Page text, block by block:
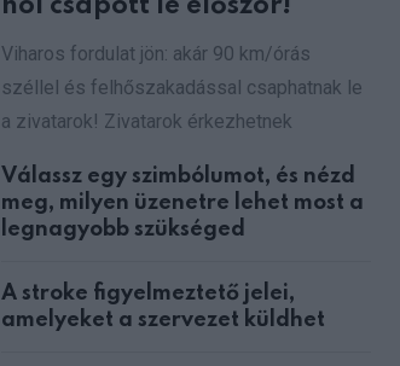
hol csapott le először!
Viharos fordulat jön: akár 90 km/órás
széllel és felhőszakadással csaphatnak le
a zivatarok! Zivatarok érkezhetnek
Válassz egy szimbólumot, és nézd
meg, milyen üzenetre lehet most a
legnagyobb szükséged
A stroke figyelmeztető jelei,
amelyeket a szervezet küldhet